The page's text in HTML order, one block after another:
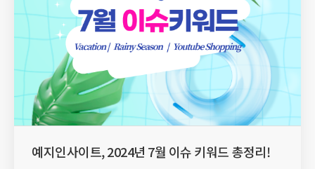
예지인사이트, 2024년 7월 이슈 키워드 총정리!